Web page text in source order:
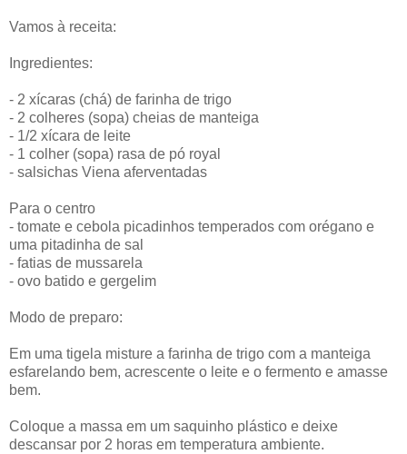
Vamos à receita:
Ingredientes:
- 2 xícaras (chá) de farinha de trigo
- 2 colheres (sopa) cheias de manteiga
- 1/2 xícara de leite
- 1 colher (sopa) rasa de pó royal
- salsichas Viena aferventadas
Para o centro
- tomate e cebola picadinhos temperados com orégano e
uma pitadinha de sal
- fatias de mussarela
- ovo batido e gergelim
Modo de preparo:
Em uma tigela misture a farinha de trigo com a manteiga
esfarelando bem, acrescente o leite e o fermento e amasse
bem.
Coloque a massa em um saquinho plástico e deixe
descansar por 2 horas em temperatura ambiente.